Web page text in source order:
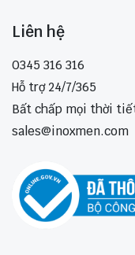
Liên hệ
0345 316 316
Hỗ trợ 24/7/365
Bất chấp mọi thời
sales@inoxmen.com